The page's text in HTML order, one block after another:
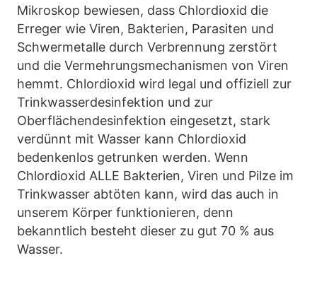
Mikroskop bewiesen, dass Chlordioxid die
Erreger wie Viren, Bakterien, Parasiten und
Schwermetalle durch Verbrennung zerstört
und die Vermehrungsmechanismen von Viren
hemmt. Chlordioxid wird legal und offiziell zur
Trinkwasserdesinfektion und zur
Oberflächendesinfektion eingesetzt, stark
verdünnt mit Wasser kann Chlordioxid
bedenkenlos getrunken werden. Wenn
Chlordioxid ALLE Bakterien, Viren und Pilze im
Trinkwasser abtöten kann, wird das auch in
unserem Körper funktionieren, denn
bekanntlich besteht dieser zu gut 70 % aus
Wasser.